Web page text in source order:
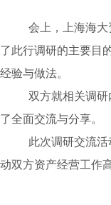
会上，上海海
了此行调研的主要目
经验与做法。
双方就相关调
了全面交流与分享。
此次调研交流
动双方资产经营工作